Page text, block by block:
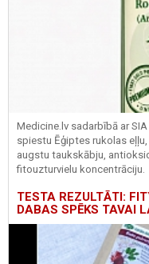
Medicine.lv sadarbībā ar
spiestu Ēģiptes rukolas
augstu taukskābju,
fitouzturvielu koncentrāciju.
TESTA REZULTĀTI:
DABAS SPĒKS TAVAI